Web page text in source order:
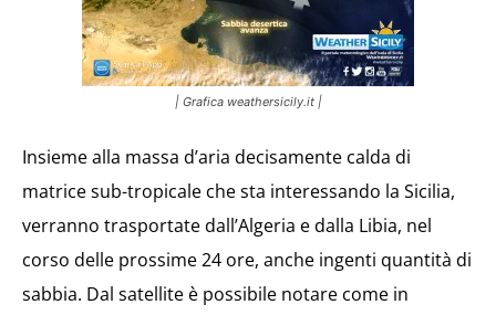
| Grafica weathersicily.it |
Insieme alla massa d’aria decisamente calda di
matrice sub-tropicale che sta interessando la Sicilia,
verranno trasportate dall’Algeria e dalla Libia, nel
corso delle prossime 24 ore, anche ingenti quantità di
sabbia. Dal satellite è possibile notare come in